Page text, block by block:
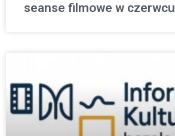
seanse filmowe w czerwcu